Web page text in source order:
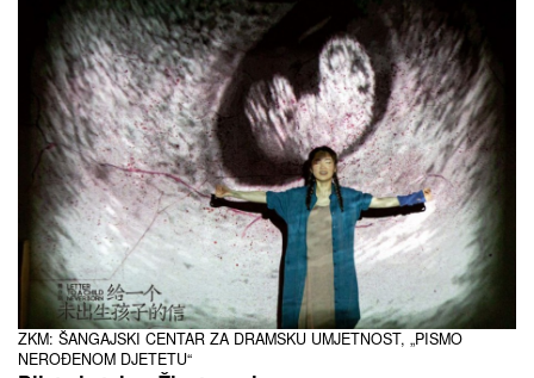
ZKM: ŠANGAJSKI CENTAR ZA DRAMSKU UMJETNOST, „PISMO
NEROĐENOM DJETETU“